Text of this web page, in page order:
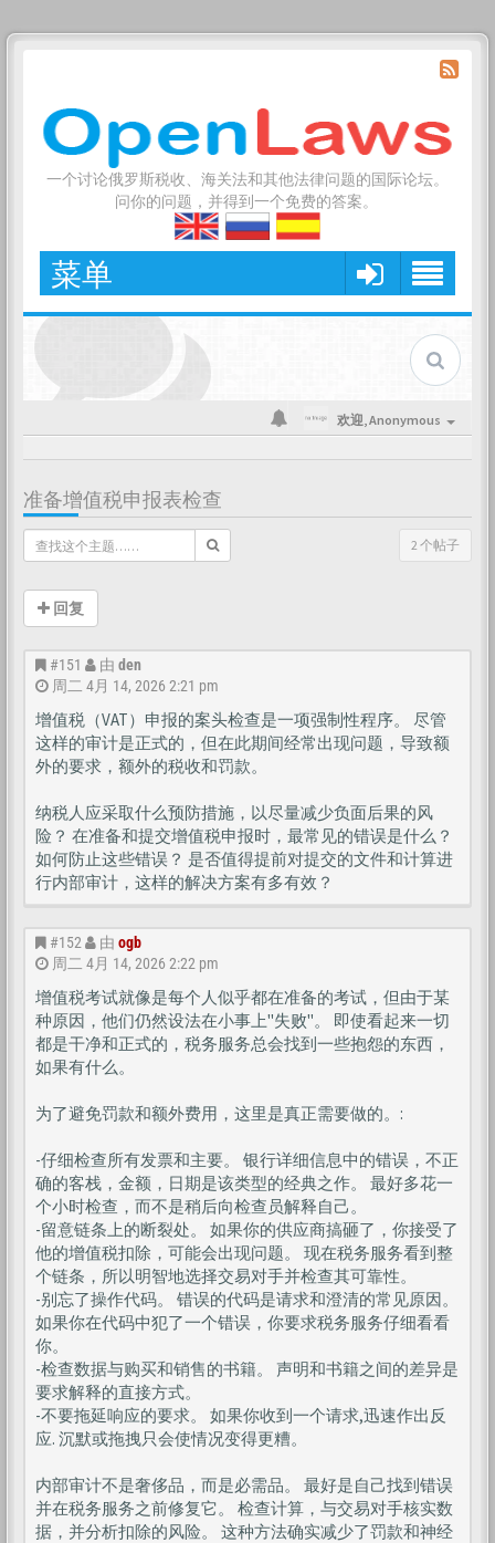
一个讨论俄罗斯税收、海关法和其他法律问题的国际论坛。
问你的问题，并得到一个免费的答案。
菜单
欢迎,Anonymous
准备增值税申报表检查
2 个帖子
回复
#151 由 den
周二 4月 14, 2026 2:21 pm
增值税（VAT）申报的案头检查是一项强制性程序。 尽管
这样的审计是正式的，但在此期间经常出现问题，导致额
外的要求，额外的税收和罚款。
纳税人应采取什么预防措施，以尽量减少负面后果的风
险？ 在准备和提交增值税申报时，最常见的错误是什么？
如何防止这些错误？ 是否值得提前对提交的文件和计算进
行内部审计，这样的解决方案有多有效？
#152 由 ogb
周二 4月 14, 2026 2:22 pm
增值税考试就像是每个人似乎都在准备的考试，但由于某
种原因，他们仍然设法在小事上"失败"。 即使看起来一切
都是干净和正式的，税务服务总会找到一些抱怨的东西，
如果有什么。
为了避免罚款和额外费用，这里是真正需要做的。:
-仔细检查所有发票和主要。 银行详细信息中的错误，不正
确的客栈，金额，日期是该类型的经典之作。 最好多花一
个小时检查，而不是稍后向检查员解释自己。
-留意链条上的断裂处。 如果你的供应商搞砸了，你接受了
他的增值税扣除，可能会出现问题。 现在税务服务看到整
个链条，所以明智地选择交易对手并检查其可靠性。
-别忘了操作代码。 错误的代码是请求和澄清的常见原因。
如果你在代码中犯了一个错误，你要求税务服务仔细看看
你。
-检查数据与购买和销售的书籍。 声明和书籍之间的差异是
要求解释的直接方式。
-不要拖延响应的要求。 如果你收到一个请求,迅速作出反
应. 沉默或拖拽只会使情况变得更糟。
内部审计不是奢侈品，而是必需品。 最好是自己找到错误
并在税务服务之前修复它。 检查计算，与交易对手核实数
据，并分析扣除的风险。 这种方法确实减少了罚款和神经